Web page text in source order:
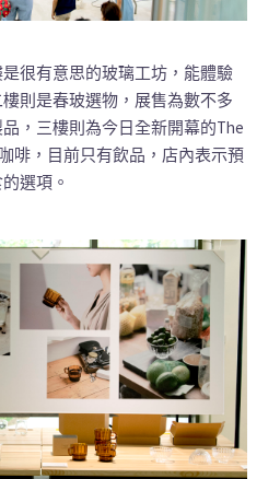
很有意思的玻璃工坊，能體驗
則是春玻選物，展售為數不多
，三樓則為今日全新開幕的The
啡，目前只有飲品，店內表示預
選項。